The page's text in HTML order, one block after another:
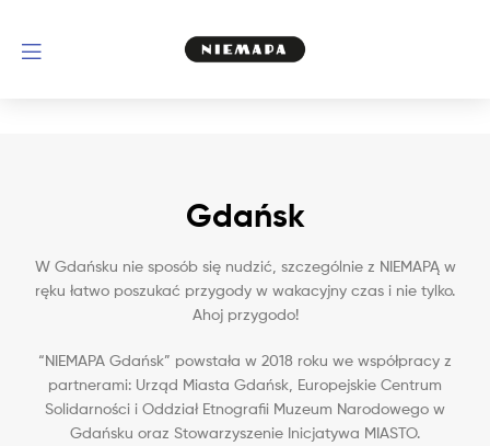
Gdańsk
W Gdańsku nie sposób się nudzić, szczególnie z NIEMAPĄ w
ręku łatwo poszukać przygody w wakacyjny czas i nie tylko.
Ahoj przygodo!
“NIEMAPA Gdańsk” powstała w 2018 roku we współpracy z
partnerami: Urząd Miasta Gdańsk, Europejskie Centrum
Solidarności i Oddział Etnografii Muzeum Narodowego w
Gdańsku oraz Stowarzyszenie Inicjatywa MIASTO.